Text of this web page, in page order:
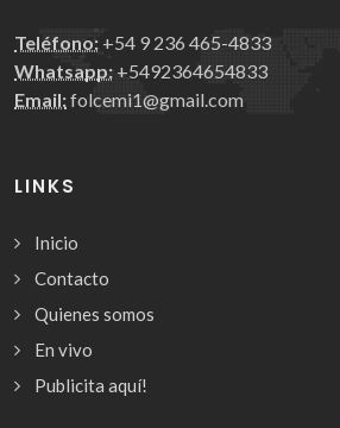
Teléfono: +54 9 236 465-4833
Whatsapp: +5492364654833
Email:folcemi1@gmail.com
LINKS
Inicio
Contacto
Quienes somos
En vivo
Publicita aquí!